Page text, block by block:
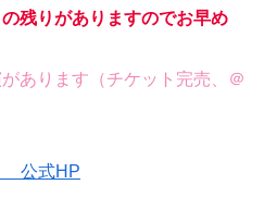
残りがありますのでお早め
あります（チケット完売、＠
公式HP